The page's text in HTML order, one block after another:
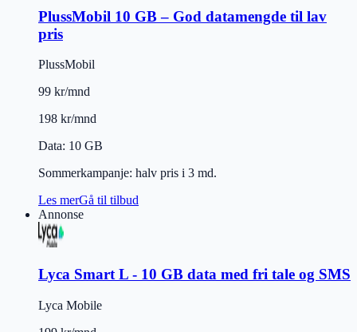
PlussMobil 10 GB – God datamengde til lav
pris
PlussMobil
99 kr/mnd
198 kr/mnd
Data: 10 GB
Sommerkampanje: halv pris i 3 md.
Les merGå til tilbud
Annonse
Lyca Smart L - 10 GB data med fri tale og SMS
Lyca Mobile